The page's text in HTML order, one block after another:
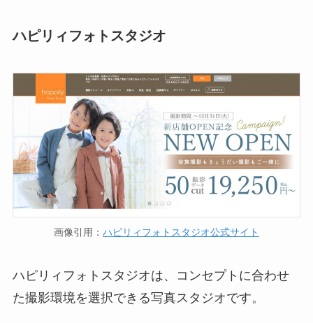
ハピリィフォトスタジオ
画像引用： ハピリィフォトスタジオ公式サイト
ハピリィフォトスタジオは、コンセプトに合わせ
た撮影環境を選択できる写真スタジオです。